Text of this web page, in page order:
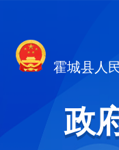
霍城县人
政